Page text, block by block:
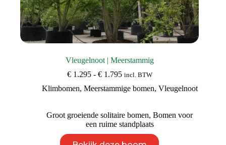
Vleugelnoot | Meerstammig
€1.295 - €1.795Prijsklasse:
tot
incl. BTW
Klimbomen, Meerstammige bomen, Vleugelnoot
Groot groeiende solitaire bomen,Bomen voor
een ruime standplaats